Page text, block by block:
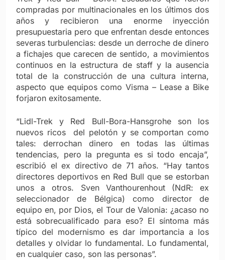
compradas por multinacionales en los últimos dos
años y recibieron una enorme inyección
presupuestaria pero que enfrentan desde entonces
severas turbulencias: desde un derroche de dinero
a fichajes que carecen de sentido, a movimientos
continuos en la estructura de staff y la ausencia
total de la construcción de una cultura interna,
aspecto que equipos como Visma – Lease a Bike
forjaron exitosamente.
“Lidl-Trek y Red Bull-Bora-Hansgrohe son los
nuevos ricos del pelotón y se comportan como
tales: derrochan dinero en todas las últimas
tendencias, pero la pregunta es si todo encaja”,
escribió el ex directivo de 71 años. “Hay tantos
directores deportivos en Red Bull que se estorban
unos a otros. Sven Vanthourenhout (NdR: ex
seleccionador de Bélgica) como director de
equipo en, por Dios, el Tour de Valonia: ¿acaso no
está sobrecualificado para eso? El síntoma más
típico del modernismo es dar importancia a los
detalles y olvidar lo fundamental. Lo fundamental,
en cualquier caso, son las personas”.